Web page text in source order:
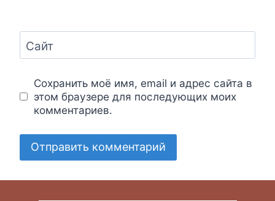
Сайт
Сохранить моё имя, email и адрес сайта в
этом браузере для последующих моих
комментариев.